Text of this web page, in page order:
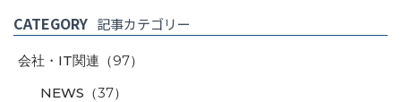
CATEGORY 記事カテゴリー
会社・IT関連 （97）
NEWS （37）